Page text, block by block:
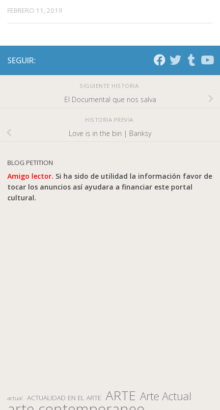
FEBRERO 11, 2019
SEGUIR:
SIGUIENTE HISTORIA
El Documental que nos salva
HISTORIA PREVIA
Love is in the bin | Banksy
BLOG PETITION
Amigo lector. Si ha sido de utilidad la información favor de
tocar los anuncios así ayudara a financiar este portal
cultural.
actual ACTUALIDAD EN EL ARTE ARTE Arte Actual